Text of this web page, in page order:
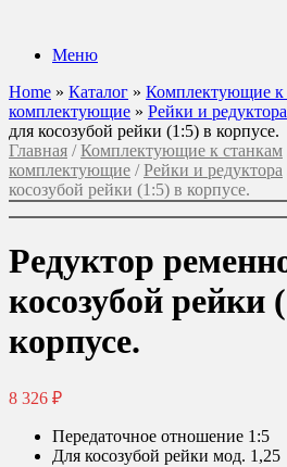
содержанию
Меню
Home » Каталог » Комплектующие к
комплектующие » Рейки и редуктора
для косозубой рейки (1:5) в корпусе.
Главная /Комплектующие к станкам
комплектующие /Рейки и редуктора
косозубой рейки (1:5) в корпусе.
Редуктор
косозубой рейки
корпусе.
8 326 ₽
Передаточное отношение 1:5
Для косозубой рейки мод. 1,25